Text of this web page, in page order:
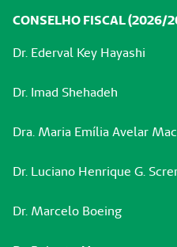
CONSELHO FISCAL (2026/
Dr. Ederval Key Hayashi
Dr. Imad Shehadeh
Dra. Maria Emília Avelar
Dr. Luciano Henrique G.
Dr. Marcelo Boeing